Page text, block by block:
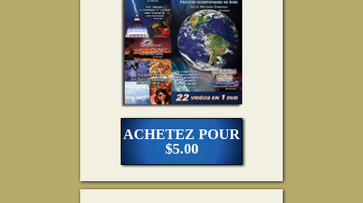
ACHETEZ POUR
$5.00